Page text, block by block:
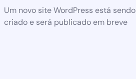
Um novo site WordPress está sendo
criado e será publicado em breve